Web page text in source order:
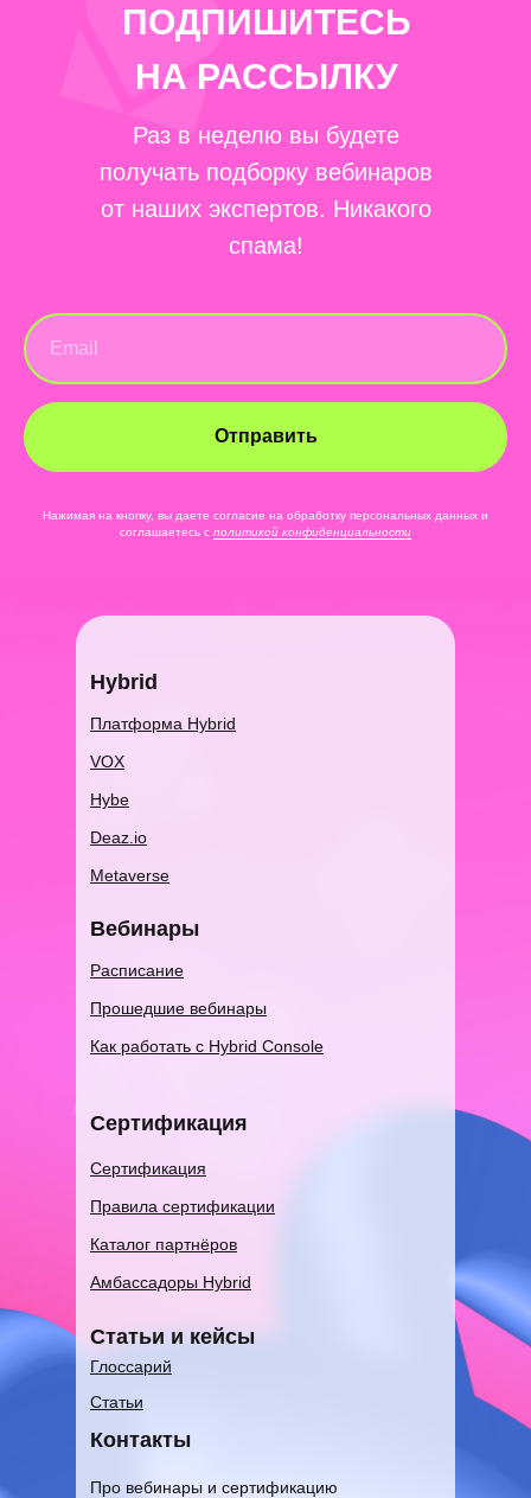
ПОДПИШИТЕСЬ
НА РАССЫЛКУ
Раз в неделю вы будете
получать подборку вебинаров
от наших экспертов. Никакого
спама!
Отправить
Нажимая на кнопку, вы даете согласие на обработку персональных данных и
соглашаетесь c политикой конфиденциальности
Амбассадоры Hybrid
Правила сертификации
Каталог партнёров
Сертификация
Глоссарий
Статьи
Статьи и кейсы
Сертификация
Вебин ары
Расписание
Как работать с Hybrid Console
Прошедшие вебинары
Про вебинары и сертификацию
Платформа Hybrid
Hybe
VOX
Deaz.io
Metaverse
Контакты
Hybrid